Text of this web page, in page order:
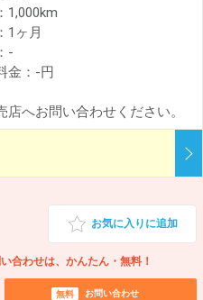
1,000km
1ヶ月
-
金：-円
店へお問い合わせください。
お気に入りに追加
合わせは、かんたん・無料！
無料 お問い合わせ